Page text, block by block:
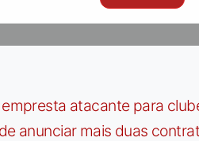
empresta atacante para
anunciar mais duas